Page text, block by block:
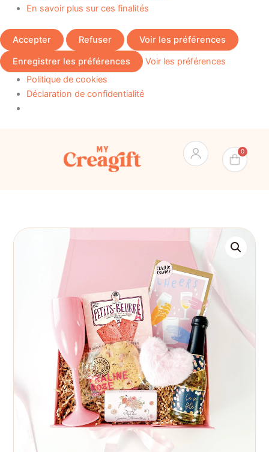
En savoir plus sur ces finalités
Accepter Refuser
Voir les préférences
Enregistrer les préférences
Voir les préférences
Politique de cookies
Déclaration de confidentialité
0